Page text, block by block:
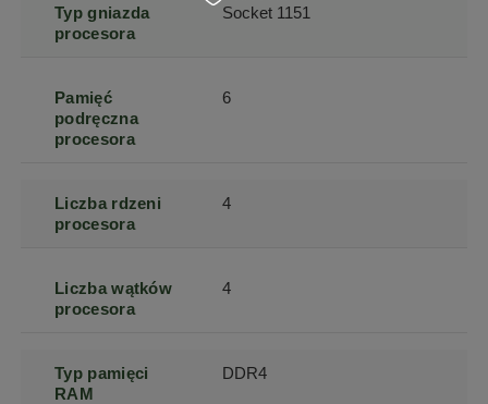
Typ gniazda
procesora
Socket 1151
Pamięć
podręczna
procesora
6
Liczba rdzeni
procesora
4
Liczba wątków
procesora
4
Typ pamięci
RAM
DDR4